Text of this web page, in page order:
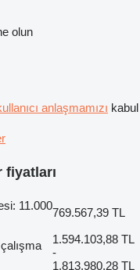
olun
anlaşmamızı kabul
11.000
769.567,39 TL
1.594.103,88 TL
-
1.813.980,28 TL